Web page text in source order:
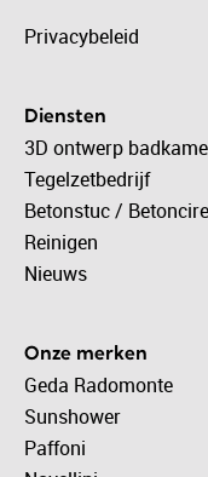
Privacybeleid
Diensten
3D ontwerp
Tegelzetbedrijf
Betonstuc /
Reinigen
Nieuws
Onze merken
Geda Radomonte
Sunshower
Paffoni